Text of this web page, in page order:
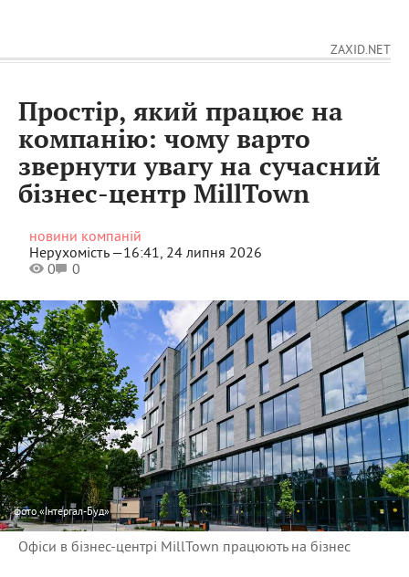
ZAXID.NET
Простір, який працює на
компанію: чому варто
звернути увагу на сучасний
бізнес-центр MillTown
новини компаній
Нерухомість —16:41, 24 липня 2026
0
0
фото«Інтергал-Буд»
Офіси в бізнес-центрі MillTown працюють на бізнес